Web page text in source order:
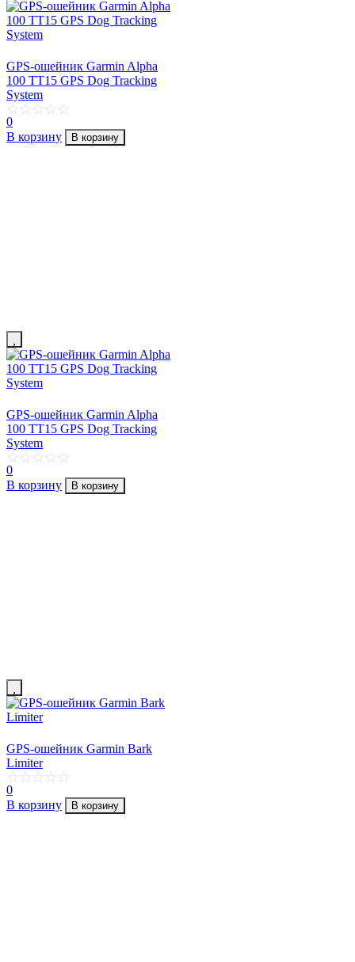
GPS-ошейник Garmin Alpha
100 TT15 GPS Dog Tracking
System
0
В корзину
В корзину
GPS-ошейник Garmin Alpha
100 TT15 GPS Dog Tracking
System
0
В корзину
В корзину
GPS-ошейник Garmin Bark
Limiter
0
В корзину
В корзину